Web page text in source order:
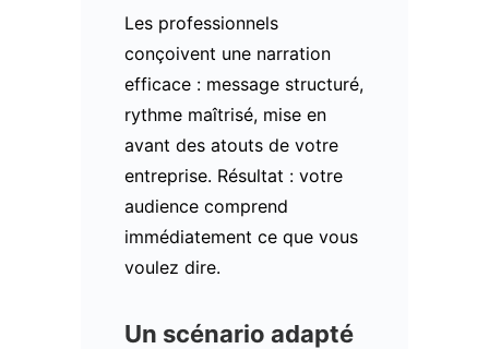
Les professionnels
conçoivent une narration
efficace : message structuré,
rythme maîtrisé, mise en
avant des atouts de votre
entreprise. Résultat : votre
audience comprend
immédiatement ce que vous
voulez dire.
Un scénario adapté